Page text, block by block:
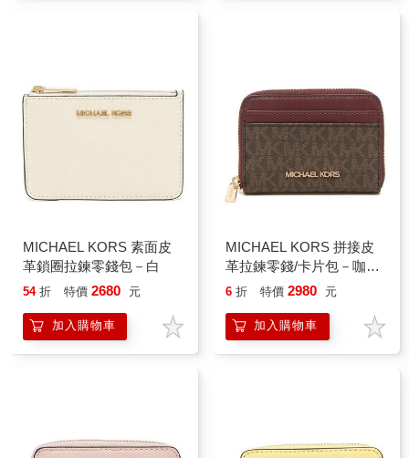
MICHAEL KORS 素面皮
革鎖圈拉鍊零錢包－白
54 折 特價 2680 元
加入購物車
MICHAEL KORS 拼接皮
革拉鍊零錢/卡片包－咖酒
紅
6 折 特價 2980 元
加入購物車